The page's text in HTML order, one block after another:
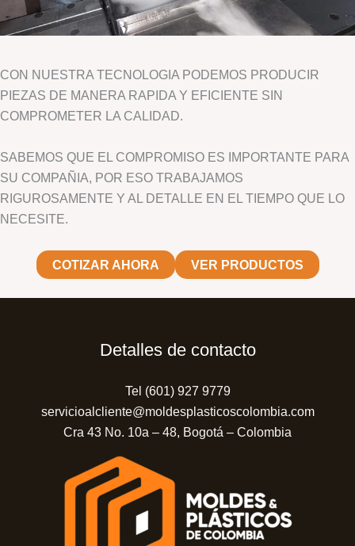
CON NUESTRA TECNOLOGIA PODEMOS PRODUCIR
PIEZAS DE MANERA RAPIDA Y EFICIENTE SIN
COMPROMETER LA CALIDAD.
SABEMOS QUE EL COMPROMISO ES IMPORTANTE PARA
SU COMPAÑIA, POR ESO TRABAJAMOS
RIGUROSAMENTE Y AL DETALLE EN EL TIEMPO QUE LO
NECESITE.
COTIZAR AHORA VER PRODUCTOS
Detalles de contacto
Tel (601) 927 9779
servicioalcliente@moldesplasticoscolombia.com
Cra 43 No. 10a – 48, Bogotá – Colombia